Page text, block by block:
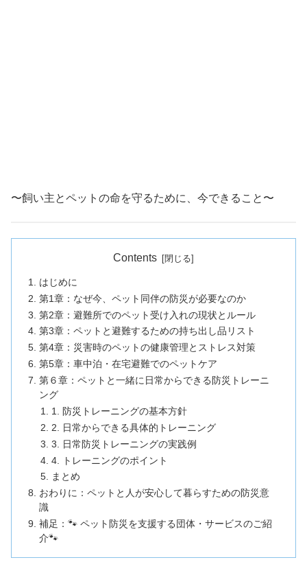
〜飼い主とペットの命を守るために、今できること〜
Contents
はじめに
第1章：なぜ今、ペット同伴の防災が必要なのか
第2章：避難所でのペット受け入れの現状とルール
第3章：ペットと避難するための持ち出し品リスト
第4章：災害時のペットの健康管理とストレス対策
第5章：車中泊・在宅避難でのペットケア
第６章：ペットと一緒に日常からできる防災トレーニ
ング
1. 防災トレーニングの基本方針
2. 日常からできる具体的トレーニング
3. 日常防災トレーニングの実践例
4. トレーニングのポイント
まとめ
おわりに：ペットと人が安心して暮らすための防災意
識
補足：🐾 ペット防災を支援する団体・サービスのご紹
介🐾